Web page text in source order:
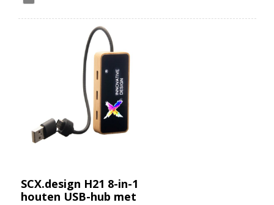
SCX.design H21 8-in-1
houten USB-hub met